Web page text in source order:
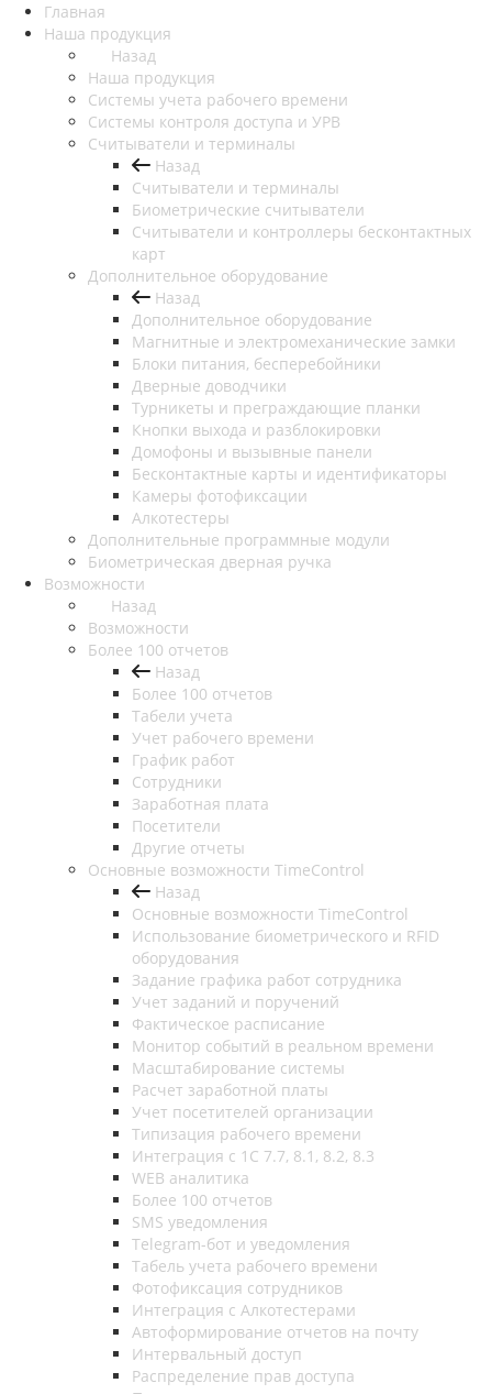
Главная
Наша продукция
Назад
Наша продукция
Cистемы учета рабочего времени
Системы контроля доступа и УРВ
Считыватели и терминалы
Назад
Считыватели и терминалы
Биометрические считыватели
Считыватели и контроллеры бесконтактных
карт
Дополнительное оборудование
Назад
Дополнительное оборудование
Магнитные и электромеханические замки
Блоки питания, бесперебойники
Дверные доводчики
Турникеты и преграждающие планки
Кнопки выхода и разблокировки
Домофоны и вызывные панели
Бесконтактные карты и идентификаторы
Камеры фотофиксации
Алкотестеры
Дополнительные программные модули
Биометрическая дверная ручка
Возможности
Назад
Возможности
Более 100 отчетов
Назад
Более 100 отчетов
Табели учета
Учет рабочего времени
График работ
Сотрудники
Заработная плата
Посетители
Другие отчеты
Основные возможности TimeControl
Назад
Основные возможности TimeControl
Использование биометрического и RFID
оборудования
Задание графика работ сотрудника
Учет заданий и поручений
Фактическое расписание
Монитор событий в реальном времени
Масштабирование системы
Расчет заработной платы
Учет посетителей организации
Типизация рабочего времени
Интеграция с 1С 7.7, 8.1, 8.2, 8.3
WEB аналитика
Более 100 отчетов
SMS уведомления
Telegram-бот и уведомления
Табель учета рабочего времени
Фотофиксация сотрудников
Интеграция с Алкотестерами
Автоформирование отчетов на почту
Интервальный доступ
Распределение прав доступа